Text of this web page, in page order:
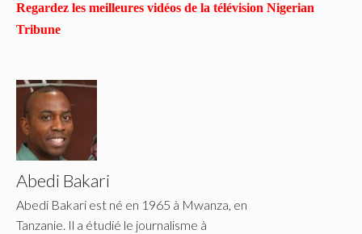
Regardez les meilleures vidéos de la télévision Nigerian
Tribune
Abedi Bakari
Abedi Bakari est né en 1965 à Mwanza, en
Tanzanie. Il a étudié le journalisme à